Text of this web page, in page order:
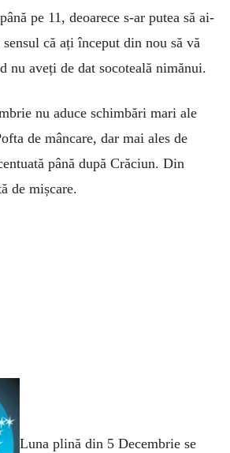
pe 11, deoarece s-ar putea să ai­
că ați în­ceput din nou să vă
nu aveți de dat socoteală nimănui.
nu adu­ce schimbări mari ale
de mâncare, dar mai ales de
până după Crăciun. Din
de mișcare.
Luna plină din 5 Decembrie se